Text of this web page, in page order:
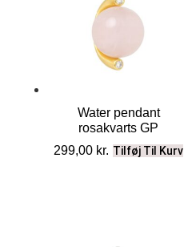
Water pendant
rosakvarts GP
299,00 kr. Tilføj Til Kurv